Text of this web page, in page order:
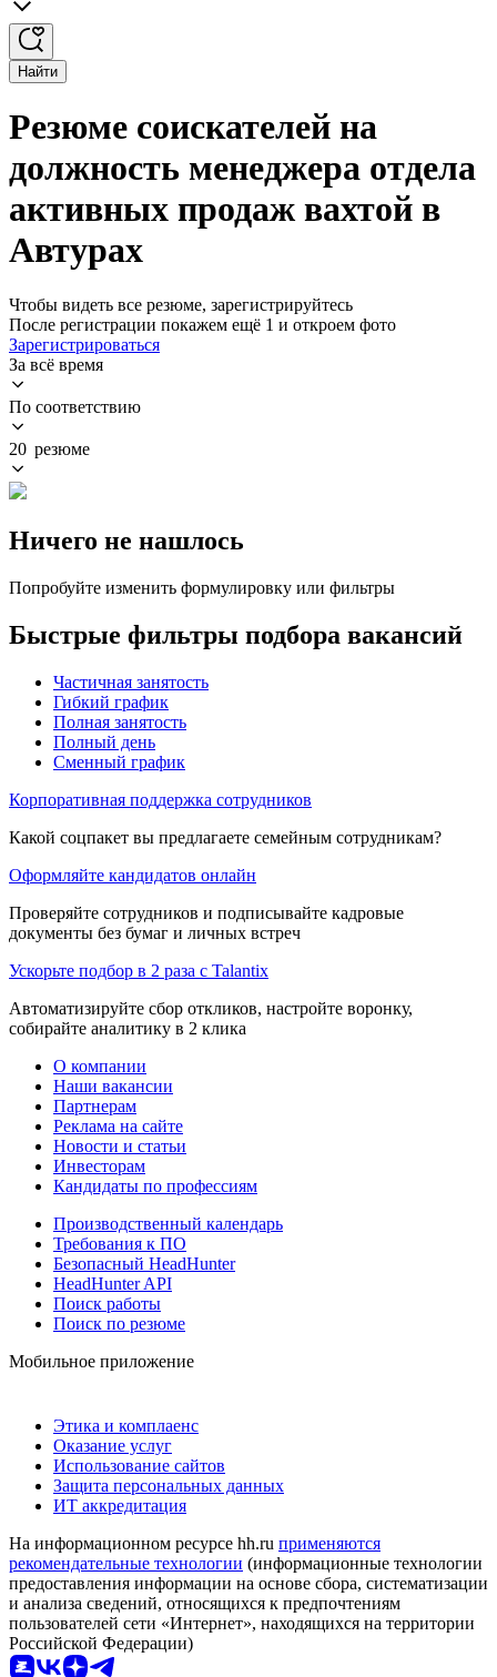
Найти
Резюме соискателей на
должность менеджера отдела
активных продаж вахтой в
Автурах
Чтобы видеть все резюме, зарегистрируйтесь
После регистрации покажем ещё 1 и откроем фото
Зарегистрироваться
За всё время
По соответствию
20 резюме
Ничего не нашлось
Попробуйте изменить формулировку или фильтры
Быстрые фильтры подбора вакансий
Частичная занятость
Гибкий график
Полная занятость
Полный день
Сменный график
Корпоративная поддержка сотрудников
Какой соцпакет вы предлагаете семейным сотрудникам?
Оформляйте кандидатов онлайн
Проверяйте сотрудников и подписывайте кадровые
документы без бумаг и личных встреч
Ускорьте подбор в 2 раза с Talantix
Автоматизируйте сбор откликов, настройте воронку,
собирайте аналитику в 2 клика
О компании
Наши вакансии
Партнерам
Реклама на сайте
Новости и статьи
Инвесторам
Кандидаты по профессиям
Производственный календарь
Требования к ПО
Безопасный HeadHunter
HeadHunter API
Поиск работы
Поиск по резюме
Мобильное приложение
Этика и комплаенс
Оказание услуг
Использование сайтов
Защита персональных данных
ИТ аккредитация
На информационном ресурсе hh.ru применяются
рекомендательные технологии (информационные технологии
предоставления информации на основе сбора, систематизации
и анализа сведений, относящихся к предпочтениям
пользователей сети «Интернет», находящихся на территории
Российской Федерации)